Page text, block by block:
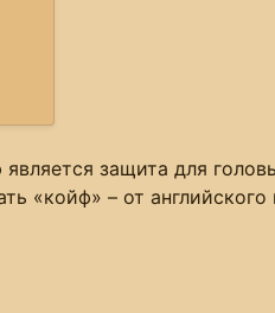
защита для
«койф» – от